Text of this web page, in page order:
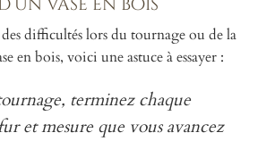
difficultés lors du tournage ou de la
en bois, voici une astuce à essayer :
terminez chaque
et mesure que vous avancez